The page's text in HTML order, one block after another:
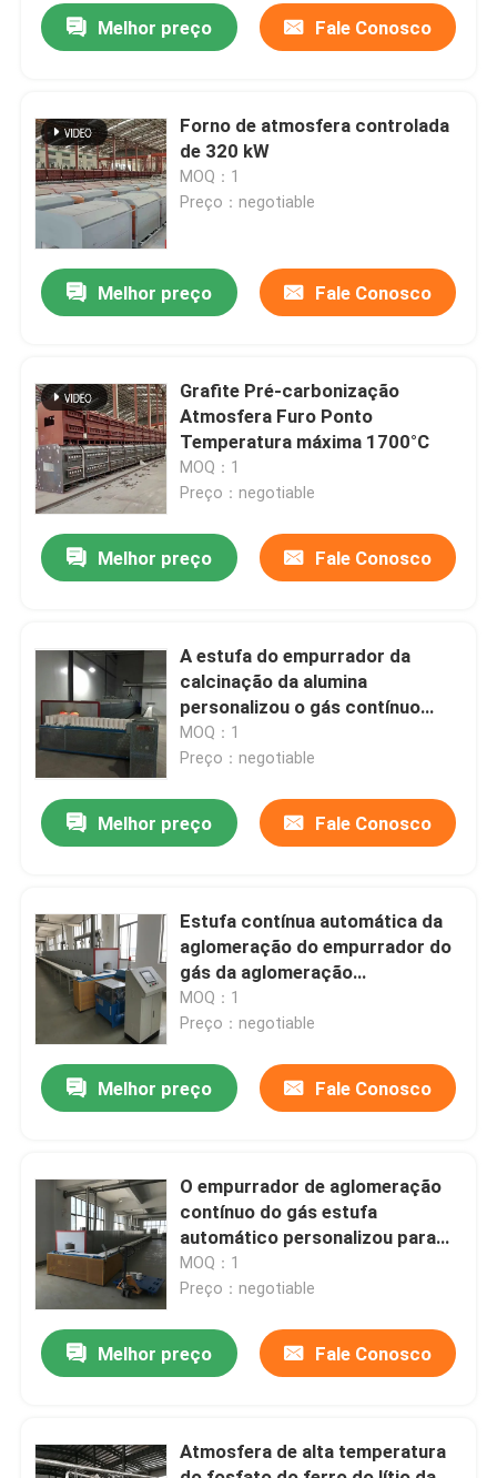
Casa
Sobre nós
Excursão da fábrica
Controle da qualidade
Notícia
Casos
Peça umas citações
Forno Empurrador
Melhor preço Fale Conosco
Forno de atmosfera controlada
de 320 kW
MOQ：1
Preço：negotiable
Melhor preço Fale Conosco
Grafite Pré-carbonização
Atmosfera Furo Ponto
Temperatura máxima 1700°C
MOQ：1
Preço：negotiable
Melhor preço Fale Conosco
A estufa do empurrador da
calcinação da alumina
personalizou o gás contínuo
automático da aglomeração
MOQ：1
Preço：negotiable
Melhor preço Fale Conosco
Estufa contínua automática da
aglomeração do empurrador do
gás da aglomeração
personalizada para ITO Target
Powder
MOQ：1
Preço：negotiable
Melhor preço Fale Conosco
O empurrador de aglomeração
contínuo do gás estufa
automático personalizou para
componentes eletrônicos
MOQ：1
Preço：negotiable
Melhor preço Fale Conosco
Atmosfera de alta temperatura